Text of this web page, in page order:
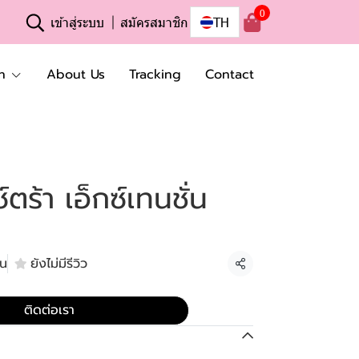
เข้าสู่ระบบ สมัครสมาชิก TH
0
About Us Tracking Contact
ร้า เอ็กซ์เทนชั่น
ยังไม่มีรีวิว
แชร์
ติดต่อเรา